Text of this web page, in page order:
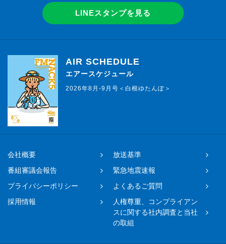
LINEスタンプを見る
AIR SCHEDULE
エアースケジュール
2026年8月-9月号＜白根ゆたんぽ＞
会社概要
放送基準
番組審議会報告
緊急地震速報
プライバシーポリシー
よくあるご質問
採用情報
人権尊重、コンプライアン
スに関する社内調査と当社
の取組